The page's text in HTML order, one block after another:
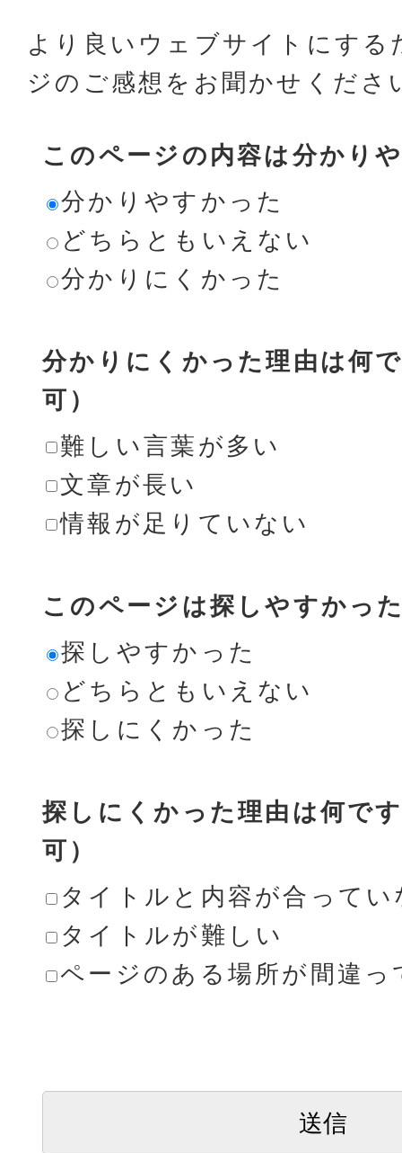
より良いウェブサイトにする
ジのご感想をお聞かせくださ
このページの内容は分かり
分かりやすかった
どちらともいえない
分かりにくかった
分かりにくかった理由は何
可）
難しい言葉が多い
文章が長い
情報が足りていない
このページは探しやすかっ
探しやすかった
どちらともいえない
探しにくかった
探しにくかった理由は何で
可）
タイトルと内容が合ってい
タイトルが難しい
ページのある場所が間違っ